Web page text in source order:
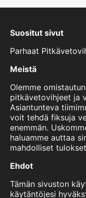
Suositut sivut
Parhaat
Meistä
Olemme
pitkävetovihjeet ja
Asiantunteva
voit tehdä fiksuja
enemmän.
haluamme auttaa
mahdolliset
Ehdot
Tämän sivuston
käytäntöjesi